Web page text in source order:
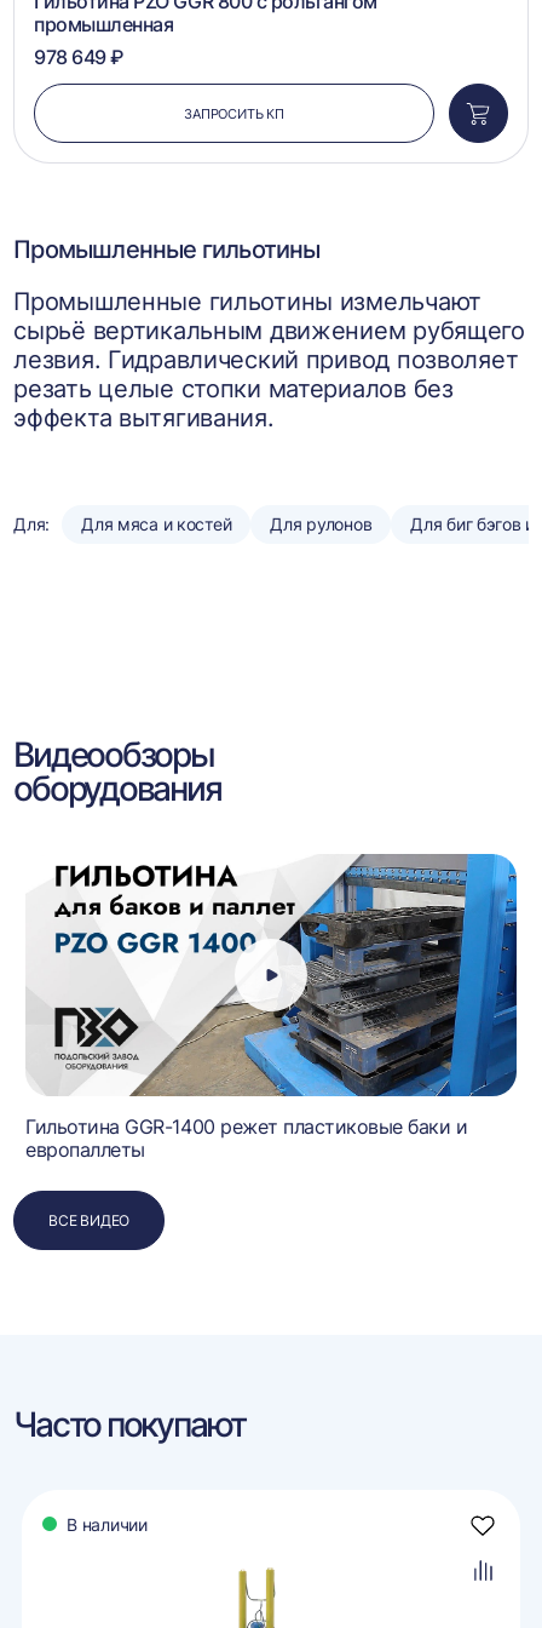
промышленная
978 649 ₽
ЗАПРОСИТЬ КП
в
Промышленные гильотины
Промышленные гильотины измельчают
сырьё вертикальным движением рубящего
лезвия. Гидравлический привод позволяет
резать целые стопки материалов без
эффекта вытягивания.
Для: Для мяса и костей Для рулонов Для биг бэгов
Видеообзоры
оборудования
Гильотина GGR-1400 режет пластиковые баки и
европаллеты
ВСЕ ВИДЕО
Часто покупают
В наличии